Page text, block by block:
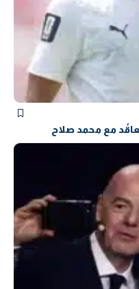
مع محمد صلاح